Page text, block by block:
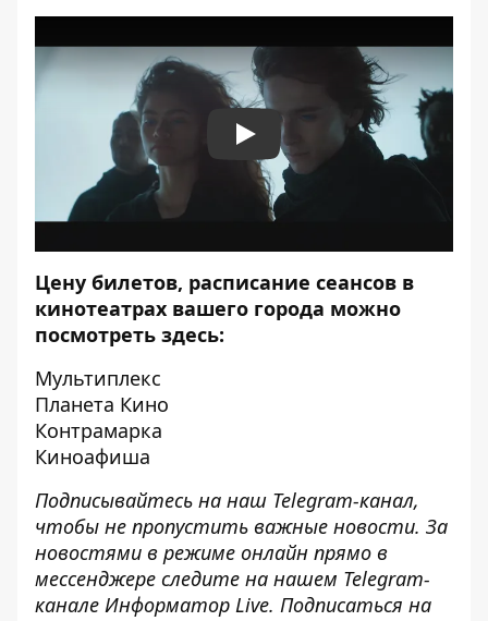
Play
Цену билетов, расписание сеансов в
кинотеатрах вашего города можно
посмотреть здесь:
Мультиплекс
Планета Кино
Контрамарка
Киноафиша
Подписывайтесь на наш Telegram-канал,
чтобы не пропустить важные новости. За
новостями в режиме онлайн прямо в
мессенджере следите на нашем Telegram-
канале Информатор Live. Подписаться на